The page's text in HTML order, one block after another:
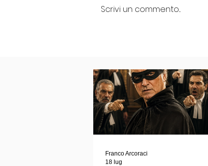
Scrivi un commento...
Franco Arcoraci
18 lug